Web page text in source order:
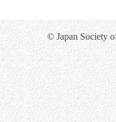
© Japan Society